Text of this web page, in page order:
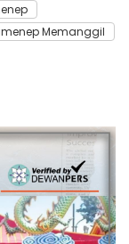
Memanggil